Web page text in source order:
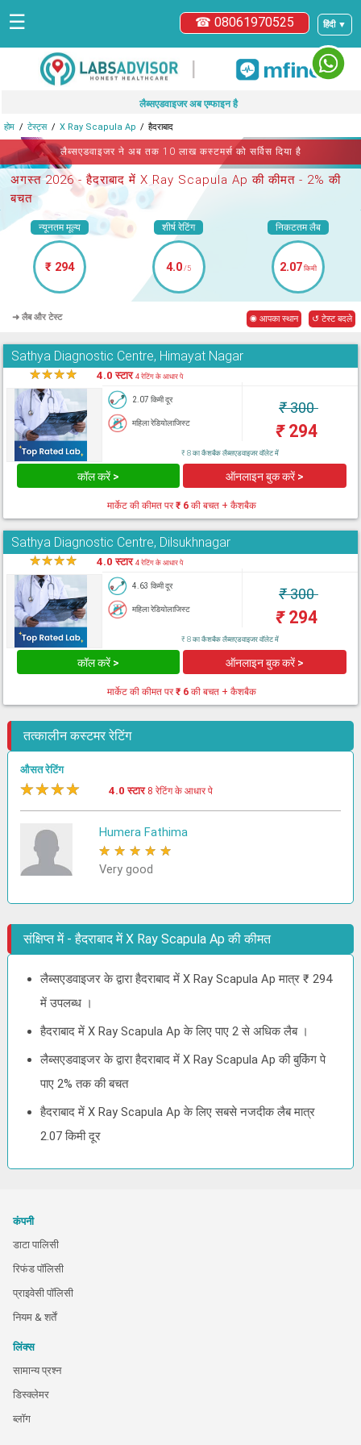
हिंदी ▼
☎ 08061970525
☰
|
लैब्सएडवाइजर अब एम्फाइन है
होम टेस्ट्स X Ray Scapula Ap हैदराबाद
लैब्सएडवाइजर ने अब तक 10 लाख कस्टमर्स को सर्विस दिया है
अगस्त 2026 -हैदराबाद में X Ray Scapula Ap की कीमत - 2% की
बचत
न्यूनतम मूल्य
₹ 294
शीर्ष रेटिंग
4.0/5
निकटतम लैब
2.07 किमी
➜ लैब और टेस्ट ◉ आपका स्थान ↺ टेस्ट बदले
Sathya Diagnostic Centre, Himayat Nagar
★★★★ 4.0 स्टार4 रेटिंग के आधार पे
2.07 किमी दूर
महिला रेडियोलाजिस्ट
₹300
₹294
₹ 8 का कैशबैक लैब्सएडवाइजर वॉलेट में
कॉल करें > ऑनलाइन बुक करें >
मार्केट की कीमत पर₹ 6की बचत + कैशबैक
Sathya Diagnostic Centre, Dilsukhnagar
★★★★ 4.0 स्टार4 रेटिंग के आधार पे
4.63 किमी दूर
महिला रेडियोलाजिस्ट
₹300
₹294
₹ 8 का कैशबैक लैब्सएडवाइजर वॉलेट में
कॉल करें > ऑनलाइन बुक करें >
मार्केट की कीमत पर₹ 6की बचत + कैशबैक
तत्कालीन कस्टमर रेटिंग
औसत रेटिंग
★★★★ 4.0 स्टार 8 रेटिंग के आधार पे
Humera Fathima
★ ★ ★ ★ ★
Very good
संक्षिप्त में - हैदराबाद में X Ray Scapula Ap की कीमत
लैब्सएडवाइजर के द्वारा हैदराबाद में X Ray Scapula Ap मात्र ₹ 294
में उपलब्ध ।
हैदराबाद में X Ray Scapula Ap के लिए पाए 2 से अधिक लैब ।
लैब्सएडवाइजर के द्वारा हैदराबाद में X Ray Scapula Ap की बुकिंग पे
पाए 2% तक की बचत
हैदराबाद में X Ray Scapula Ap के लिए सबसे नजदीक लैब मात्र
2.07 किमी दूर
कंपनी
डाटा पालिसी
रिफंड पॉलिसी
प्राइवेसी पॉलिसी
नियम & शर्तें
लिंक्स
सामान्य प्रश्न
डिस्क्लेमर
ब्लॉग